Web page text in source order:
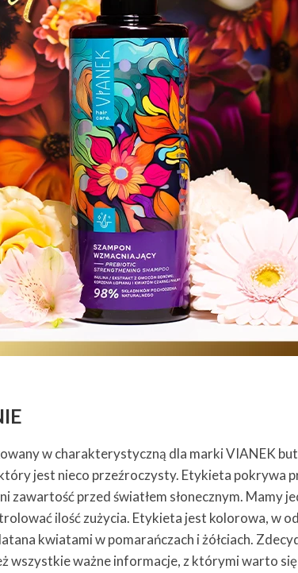
w charakterystyczną dla marki VIANEK
jest nieco przeźroczysty. Etykieta pokrywa
zawartość przed światłem słonecznym. Mamy
ilość zużycia. Etykieta jest kolorowa, w
kwiatami w pomarańczach i żółciach.
wszystkie ważne informacje, z którymi warto